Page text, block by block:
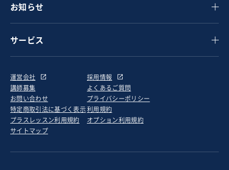
お知らせ
サービス
運営会社
採用情報
講師募集
よくあるご質問
お問い合わせ
プライバシーポリシー
特定商取引法に基づく表示利用規約
プラスレッスン利用規約
オプション利用規約
サイトマップ